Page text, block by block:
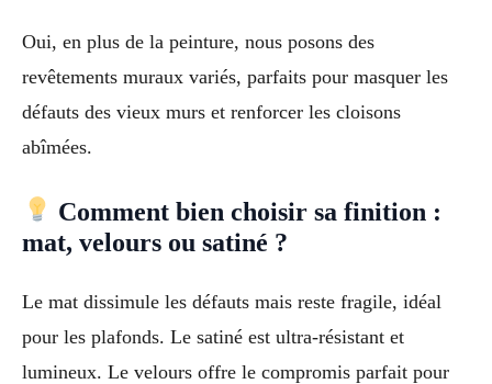
Oui, en plus de la peinture, nous posons des
revêtements muraux variés, parfaits pour masquer les
défauts des vieux murs et renforcer les cloisons
abîmées.
Comment bien choisir sa finition :
mat, velours ou satiné ?
Le mat dissimule les défauts mais reste fragile, idéal
pour les plafonds. Le satiné est ultra-résistant et
lumineux. Le velours offre le compromis parfait pour